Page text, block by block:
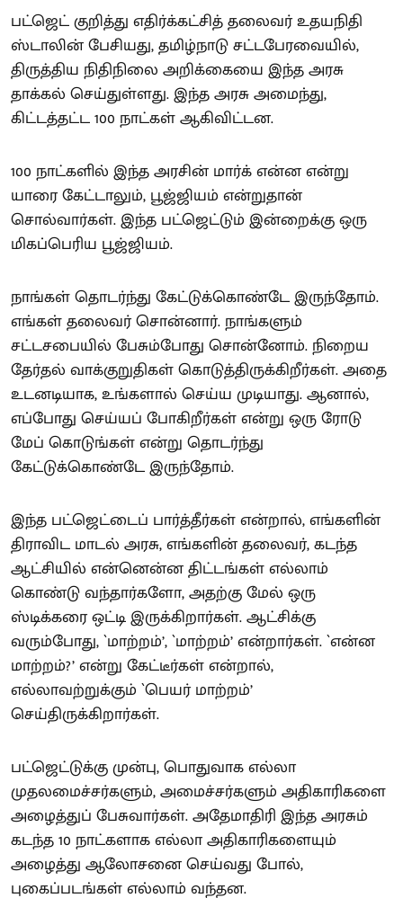
பட்ஜெட் குறித்து எதிர்க்கட்சித் தலைவர் உதயநிதி
ஸ்டாலின் பேசியது, தமிழ்நாடு சட்டபேரவையில்,
திருத்திய நிதிநிலை அறிக்கையை இந்த அரசு
தாக்கல் செய்துள்ளது. இந்த அரசு அமைந்து,
கிட்டத்தட்ட 100 நாட்கள் ஆகிவிட்டன.
100 நாட்களில் இந்த அரசின் மார்க் என்ன என்று
யாரை கேட்டாலும், பூஜ்ஜியம் என்றுதான்
சொல்வார்கள். இந்த பட்ஜெட்டும் இன்றைக்கு ஒரு
மிகப்பெரிய பூஜ்ஜியம்.
நாங்கள் தொடர்ந்து கேட்டுக்கொண்டே இருந்தோம்.
எங்கள் தலைவர் சொன்னார். நாங்களும்
சட்டசபையில் பேசும்போது சொன்னோம். நிறைய
தேர்தல் வாக்குறுதிகள் கொடுத்திருக்கிறீர்கள். அதை
உடனடியாக, உங்களால் செய்ய முடியாது. ஆனால்,
எப்போது செய்யப் போகிறீர்கள் என்று ஒரு ரோடு
மேப் கொடுங்கள் என்று தொடர்ந்து
கேட்டுக்கொண்டே இருந்தோம்.
இந்த பட்ஜெட்டைப் பார்த்தீர்கள் என்றால், எங்களின்
திராவிட மாடல் அரசு, எங்களின் தலைவர், கடந்த
ஆட்சியில் என்னென்ன திட்டங்கள் எல்லாம்
கொண்டு வந்தார்களோ, அதற்கு மேல் ஒரு
ஸ்டிக்கரை ஒட்டி இருக்கிறார்கள். ஆட்சிக்கு
வரும்போது, `மாற்றம்’, `மாற்றம்’ என்றார்கள். `என்ன
மாற்றம்?’ என்று கேட்டீர்கள் என்றால்,
எல்லாவற்றுக்கும் `பெயர் மாற்றம்’
செய்திருக்கிறார்கள்.
பட்ஜெட்டுக்கு முன்பு, பொதுவாக எல்லா
முதலமைச்சர்களும், அமைச்சர்களும் அதிகாரிகளை
அழைத்துப் பேசுவார்கள். அதேமாதிரி இந்த அரசும்
கடந்த 10 நாட்களாக எல்லா அதிகாரிகளையும்
அழைத்து ஆலோசனை செய்வது போல்,
புகைப்படங்கள் எல்லாம் வந்தன.